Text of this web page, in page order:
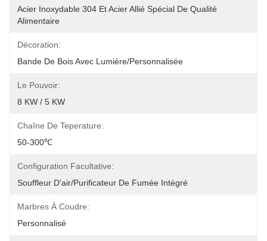
Acier Inoxydable 304 Et Acier Allié Spécial De Qualité
Alimentaire
Décoration:
Bande De Bois Avec Lumière/personnalisée
Le Pouvoir:
8 KW / 5 KW
Chaîne De Teperature:
50-300℃
Configuration Facultative:
Souffleur D'air/purificateur De Fumée Intégré
Marbres À Coudre:
Personnalisé